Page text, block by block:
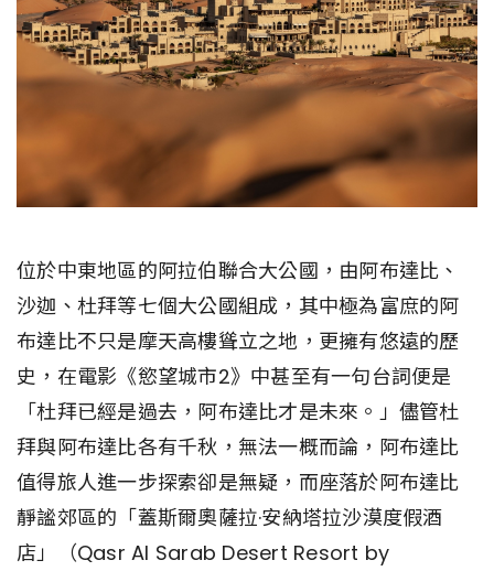
位於中東地區的阿拉伯聯合大公國，由阿布達比、
沙迦、杜拜等七個大公國組成，其中極為富庶的阿
布達比不只是摩天高樓聳立之地，更擁有悠遠的歷
史，在電影《慾望城市2》中甚至有一句台詞便是
「杜拜已經是過去，阿布達比才是未來。」儘管杜
拜與阿布達比各有千秋，無法一概而論，阿布達比
值得旅人進一步探索卻是無疑，而座落於阿布達比
靜謐郊區的「蓋斯爾奧薩拉·安納塔拉沙漠度假酒
店」（Qasr Al Sarab Desert Resort by